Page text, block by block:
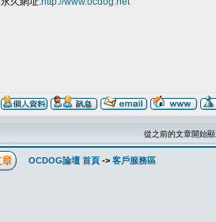
從之前的文章開始
OCDOG論壇 首頁 -> 客戶服務區